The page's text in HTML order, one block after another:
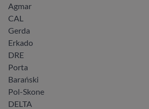
Agmar
CAL
Gerda
Erkado
DRE
Porta
Barański
Pol-Skone
DELTA